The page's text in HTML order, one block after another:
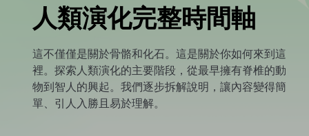
實用工具
解決方案
新聞中心
EdrawMax
多合一圖表軟體
圖表
商業用途
流程圖
資源
人類演化完整時間軸
這不僅僅是關於骨骼和化石。這是關於你如何來到這
裡。探索人類演化的主要階段，從最早擁有脊椎的動
物到智人的興起。我們逐步拆解說明，讓內容變得簡
單、引人入勝且易於理解。